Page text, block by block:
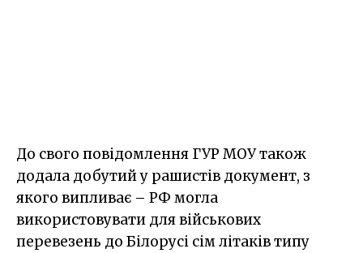
До свого повідомлення ГУР МОУ також
додала добутий у рашистів документ, з
якого випливає – РФ могла
використовувати для військових
перевезень до Білорусі сім літаків типу